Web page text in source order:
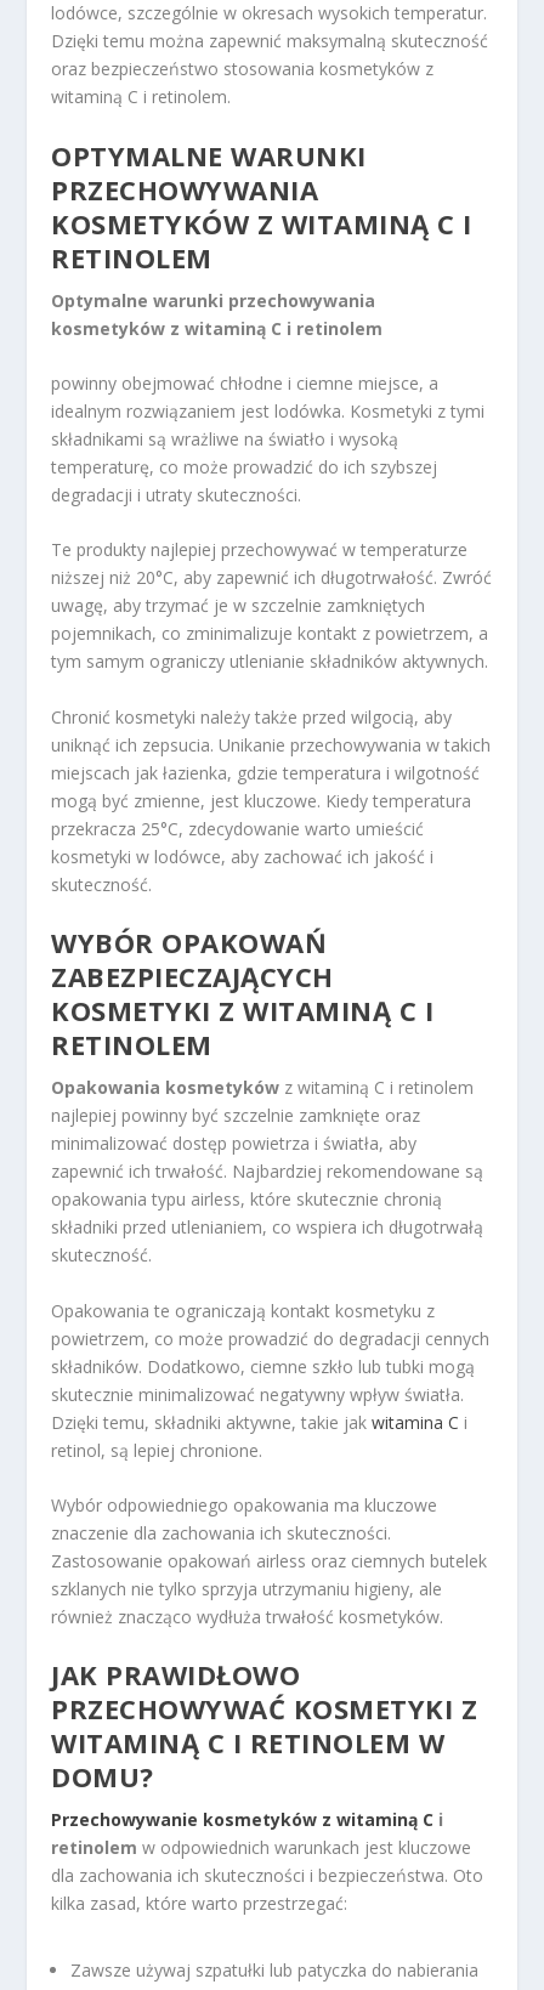
lodówce, szczególnie w okresach wysokich temperatur.
Dzięki temu można zapewnić maksymalną skuteczność
oraz bezpieczeństwo stosowania kosmetyków z
witaminą C i retinolem.
OPTYMALNE WARUNKI
PRZECHOWYWANIA
KOSMETYKÓW Z WITAMINĄ C I
RETINOLEM
Optymalne warunki przechowywania
kosmetyków z witaminą C i retinolem
powinny obejmować chłodne i ciemne miejsce, a
idealnym rozwiązaniem jest lodówka. Kosmetyki z tymi
składnikami są wrażliwe na światło i wysoką
temperaturę, co może prowadzić do ich szybszej
degradacji i utraty skuteczności.
Te produkty najlepiej przechowywać w temperaturze
niższej niż 20°C, aby zapewnić ich długotrwałość. Zwróć
uwagę, aby trzymać je w szczelnie zamkniętych
pojemnikach, co zminimalizuje kontakt z powietrzem, a
tym samym ograniczy utlenianie składników aktywnych.
Chronić kosmetyki należy także przed wilgocią, aby
uniknąć ich zepsucia. Unikanie przechowywania w takich
miejscach jak łazienka, gdzie temperatura i wilgotność
mogą być zmienne, jest kluczowe. Kiedy temperatura
przekracza 25°C, zdecydowanie warto umieścić
kosmetyki w lodówce, aby zachować ich jakość i
skuteczność.
WYBÓR OPAKOWAŃ
ZABEZPIECZAJĄCYCH
KOSMETYKI Z WITAMINĄ C I
RETINOLEM
Opakowania kosmetyków z witaminą C i retinolem
najlepiej powinny być szczelnie zamknięte oraz
minimalizować dostęp powietrza i światła, aby
zapewnić ich trwałość. Najbardziej rekomendowane są
opakowania typu airless, które skutecznie chronią
składniki przed utlenianiem, co wspiera ich długotrwałą
skuteczność.
Opakowania te ograniczają kontakt kosmetyku z
powietrzem, co może prowadzić do degradacji cennych
składników. Dodatkowo, ciemne szkło lub tubki mogą
skutecznie minimalizować negatywny wpływ światła.
Dzięki temu, składniki aktywne, takie jakwitamina C i
retinol, są lepiej chronione.
Wybór odpowiedniego opakowania ma kluczowe
znaczenie dla zachowania ich skuteczności.
Zastosowanie opakowań airless oraz ciemnych butelek
szklanych nie tylko sprzyja utrzymaniu higieny, ale
również znacząco wydłuża trwałość kosmetyków.
JAK PRAWIDŁOWO
PRZECHOWYWAĆ KOSMETYKI Z
WITAMINĄ C I RETINOLEM W
DOMU?
Przechowywanie kosmetyków z witaminą C i
retinolem w odpowiednich warunkach jest kluczowe
dla zachowania ich skuteczności i bezpieczeństwa. Oto
kilka zasad, które warto przestrzegać:
Zawsze używaj szpatułki lub patyczka do nabierania